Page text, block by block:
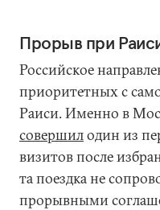
Прорыв при
Российское
приоритетных с
Раиси. Именно в
совершилодин из
визитов после
та поездка не
прорывными